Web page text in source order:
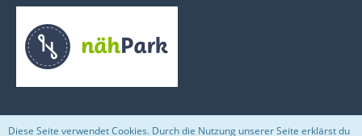
Diese Seite verwendet Cookies. Durch die Nutzung unserer Seite erklärst du